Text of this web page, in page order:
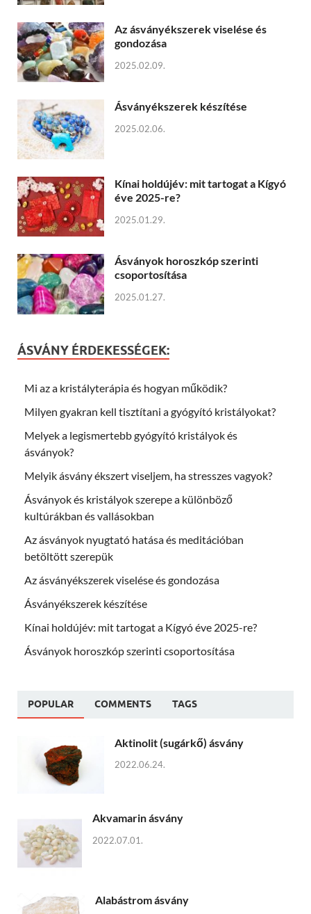
Az ásványékszerek viselése és
gondozása
2025.02.09.
Ásványékszerek készítése
2025.02.06.
Kínai holdújév: mit tartogat a Kígyó
éve 2025-re?
2025.01.29.
Ásványok horoszkóp szerinti
csoportosítása
2025.01.27.
ÁSVÁNY ÉRDEKESSÉGEK:
Mi az a kristályterápia és hogyan működik?
Milyen gyakran kell tisztítani a gyógyító kristályokat?
Melyek a legismertebb gyógyító kristályok és
ásványok?
Melyik ásvány ékszert viseljem, ha stresszes vagyok?
Ásványok és kristályok szerepe a különböző
kultúrákban és vallásokban
Az ásványok nyugtató hatása és meditációban
betöltött szerepük
Az ásványékszerek viselése és gondozása
Ásványékszerek készítése
Kínai holdújév: mit tartogat a Kígyó éve 2025-re?
Ásványok horoszkóp szerinti csoportosítása
POPULAR COMMENTS TAGS
Aktinolit (sugárkő) ásvány
2022.06.24.
Akvamarin ásvány
2022.07.01.
Alabástrom ásvány